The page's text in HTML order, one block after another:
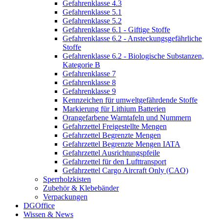
Gefahrenklasse 4.3
Gefahrenklasse 5.1
Gefahrenklasse 5.2
Gefahrenklasse 6.1 - Giftige Stoffe
Gefahrenklasse 6.2 - Ansteckungsgefährliche
Stoffe
Gefahrenklasse 6.2 - Biologische Substanzen,
Kategorie B
Gefahrenklasse 7
Gefahrenklasse 8
Gefahrenklasse 9
Kennzeichen für umweltgefährdende Stoffe
Markierung für Lithium Batterien
Orangefarbene Warntafeln und Nummern
Gefahrzettel Freigestellte Mengen
Gefahrzettel Begrenzte Mengen
Gefahrzettel Begrenzte Mengen IATA
Gefahrzettel Ausrichtungspfeile
Gefahrzettel für den Lufttransport
Gefahrzettel Cargo Aircraft Only (CAO)
Sperrholzkisten
Zubehör & Klebebänder
Verpackungen
DGOffice
Wissen & News